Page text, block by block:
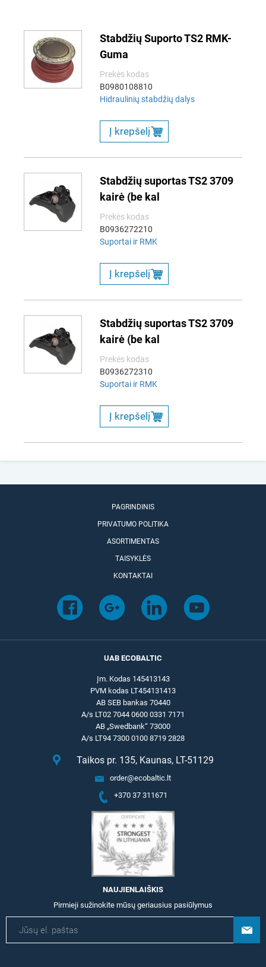
Stabdžių Suporto TS2 RMK-
Guma
Prekės kodas
B0980108810
Hidraulinių stabdžių dalys
Į krepšelį
Stabdžių suportas TS2 3709
kairė (be kal
Prekės kodas
B0936272210
Suportai ir RMK
Į krepšelį
Stabdžių suportas TS2 3709
kairė (be kal
Prekės kodas
B0936272310
Suportai ir RMK
Į krepšelį
PAGRINDINIS
PRIVATUMO POLITIKA
ASORTIMENTAS
TAISYKLĖS
KONTAKTAI
UAB ECOBALTIC
Įm. Kodas 145413143
PVM kodas LT454131413
AB SEB bankas 70440
A/s LT02 7044 0600 0331 7171
AB „Swedbank“ 73000
A/s LT94 7300 0100 8719 2828
Taikos pr. 135, Kaunas, LT-51129
order@ecobaltic.lt
+370 37 311671
NAUJIENLAIŠKIS
Pirmieji sužinokite mūsų geriausius pasiūlymus